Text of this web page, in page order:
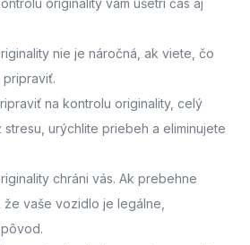
originality vám ušetrí čas aj
nie je náročná, ak viete, čo
na kontrolu originality, celý
urýchlite priebeh a eliminujete
chráni vás. Ak prebehne
vaše vozidlo je legálne,